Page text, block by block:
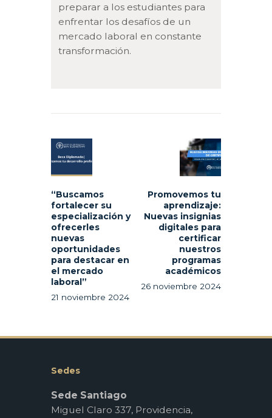
preparar a los estudiantes para
enfrentar los desafíos de un
mercado laboral en constante
transformación.
de
entradas
post:
“Buscamos
fortalecer su
especialización y
ofrecerles
nuevas
oportunidades
para destacar en
el mercado
laboral”
21 noviembre 2024
Promovemos tu
aprendizaje:
Nuevas insignias
digitales para
certificar
nuestros
programas
académicos
26 noviembre 2024
Sedes
Sede Santiago
Miguel Claro 337, Providencia,